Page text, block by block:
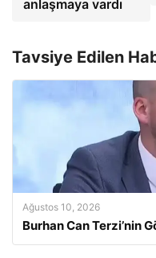
anlaşmaya vardı
Tavsiye Edilen
Ağustos 10, 2026
Burhan Can Terzi’nin